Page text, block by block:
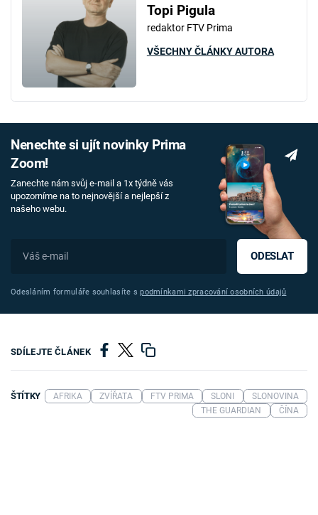
Topi Pigula
redaktor FTV Prima
VŠECHNY ČLÁNKY AUTORA
Nenechte si ujít novinky Prima
Zoom!
Zanechte nám svůj e-mail a 1x týdně vás
upozorníme na to nejnovější a nejlepší z
našeho webu.
ODESLAT
Odesláním formuláře souhlasíte spodmínkami zpracování osobních údajů
SDÍLEJTE ČLÁNEK
ŠTÍTKY AFRIKA ZVÍŘATA FTV PRIMA SLONI
SLONOVINA
THE GUARDIAN
ČÍNA